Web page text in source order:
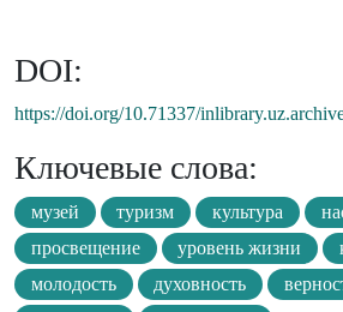
DOI:
https://doi.org/10.71337/
Ключевые слова:
музей туризм культура
просвещение
уровень жизни
молодость
духовность